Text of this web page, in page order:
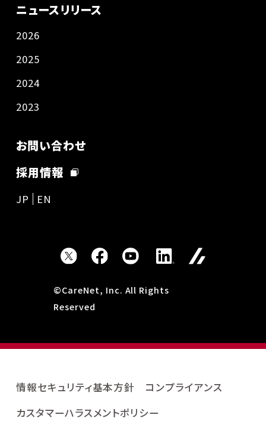
ニュースリリース
2026
2025
2024
2023
お問い合わせ
採用情報
JP EN
©CareNet, Inc. All Rights
Reserved
情報セキュリティ基本方針
コンプライアンス
カスタマーハラスメントポリシー